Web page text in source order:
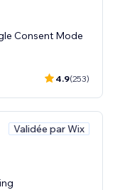
Consent Mode
4.9(253)
Validée par Wix